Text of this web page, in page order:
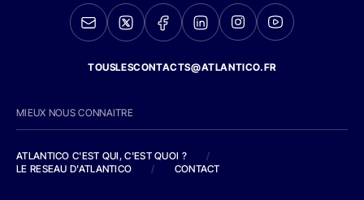
TOUSLESCONTACTS@ATLANTICO.FR
MIEUX NOUS CONNAITRE
ATLANTICO C'EST QUI, C'EST QUOI ?
/
LE RESEAU D'ATLANTICO
/ CONTACT